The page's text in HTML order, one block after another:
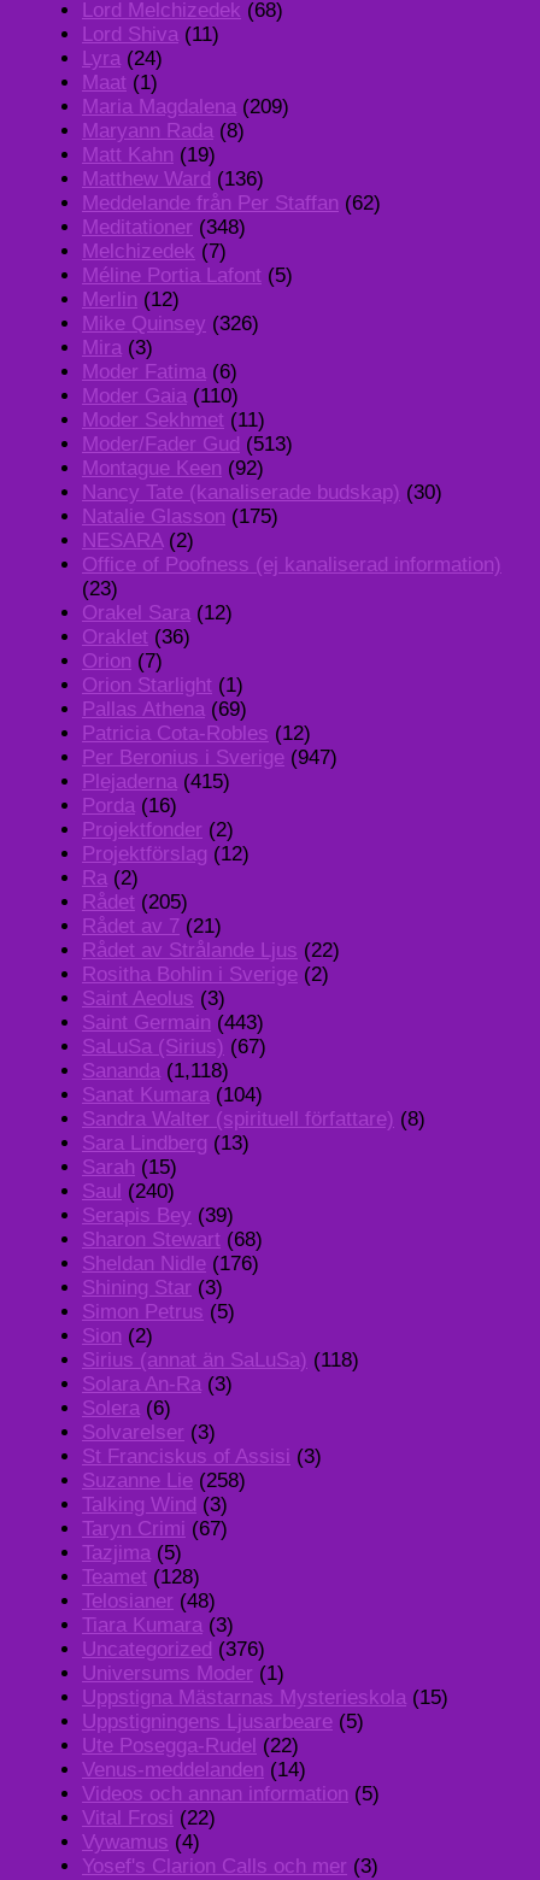
Lord Melchizedek (68)
Lord Shiva (11)
Lyra (24)
Maat (1)
Maria Magdalena (209)
Maryann Rada (8)
Matt Kahn (19)
Matthew Ward (136)
Meddelande från Per Staffan (62)
Meditationer (348)
Melchizedek (7)
Méline Portia Lafont (5)
Merlin (12)
Mike Quinsey (326)
Mira (3)
Moder Fatima (6)
Moder Gaia (110)
Moder Sekhmet (11)
Moder/Fader Gud (513)
Montague Keen (92)
Nancy Tate (kanaliserade budskap) (30)
Natalie Glasson (175)
NESARA(2)
Office of Poofness (ej kanaliserad information)
(23)
Orakel Sara (12)
Oraklet (36)
Orion (7)
Orion Starlight (1)
Pallas Athena (69)
Patricia Cota-Robles (12)
Per Beronius i Sverige (947)
Plejaderna (415)
Porda (16)
Projektfonder (2)
Projektförslag (12)
Ra (2)
Rådet (205)
Rådet av 7 (21)
Rådet av Strålande Ljus (22)
Rositha Bohlin i Sverige (2)
Saint Aeolus (3)
Saint Germain (443)
SaLuSa (Sirius) (67)
Sananda (1,118)
Sanat Kumara (104)
Sandra Walter (spirituell författare) (8)
Sara Lindberg (13)
Sarah (15)
Saul (240)
Serapis Bey (39)
Sharon Stewart (68)
Sheldan Nidle (176)
Shining Star (3)
Simon Petrus (5)
Sion (2)
Sirius (annat än SaLuSa) (118)
Solara An-Ra (3)
Solera (6)
Solvarelser (3)
St Franciskus of Assisi (3)
Suzanne Lie (258)
Talking Wind (3)
Taryn Crimi (67)
Tazjima (5)
Teamet (128)
Telosianer (48)
Tiara Kumara (3)
Uncategorized (376)
Universums Moder (1)
Uppstigna Mästarnas Mysterieskola (15)
Uppstigningens Ljusarbeare (5)
Ute Posegga-Rudel (22)
Venus-meddelanden (14)
Videos och annan information (5)
Vital Frosi (22)
Vywamus (4)
Yosef's Clarion Calls och mer (3)